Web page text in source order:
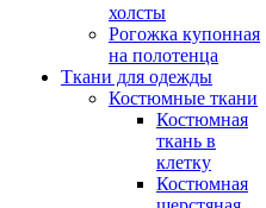
холсты
Рогожка купонная
на полотенца
Ткани для одежды
Костюмные ткани
Костюмная
ткань в
клетку
Костюмная